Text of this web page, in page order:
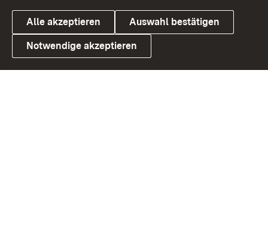
Link zum Landesportal
Alle akzeptieren Auswahl bestätigen
Notwendige akzeptieren